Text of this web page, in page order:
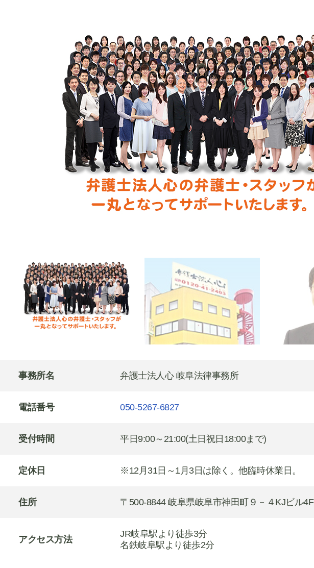
事務所名 弁護士法人心 岐阜法律事務所
電話番号 050-5267-6827
受付時間 平日9:00～21:00(土日祝日18:00まで)
定休日 ※12月31日～1月3日は除く。他臨時休業日。
住所 〒500-8844 岐阜県岐阜市神田町９－４KJビル4F
アクセス方法
JR岐阜駅より徒歩3分
名鉄岐阜駅より徒歩2分